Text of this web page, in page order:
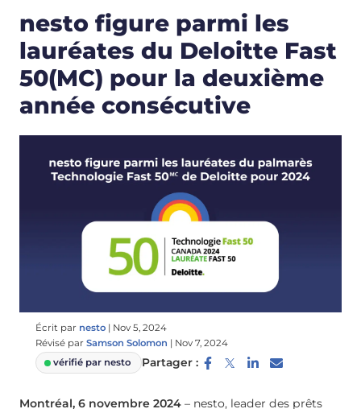
nesto figure parmi les
lauréates du Deloitte Fast
50(MC) pour la deuxième
année consécutive
Écrit par nesto | Nov 5, 2024
Révisé par Samson Solomon | Nov 7, 2024
vérifié par nesto
Partager :
Montréal, 6 novembre 2024 – nesto, leader des prêts